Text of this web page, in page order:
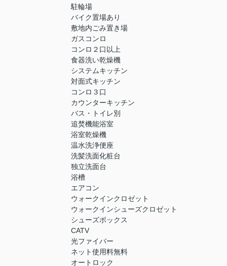
駐輪場
バイク置場あり
敷地内ごみ置き場
ガスコンロ
コンロ２口以上
食器洗い乾燥機
システムキッチン
対面式キッチン
コンロ３口
カウンターキッチン
バス・トイレ別
追焚機能浴室
浴室乾燥機
温水洗浄便座
洗髪洗面化粧台
独立洗面台
浴槽
エアコン
ウォークインクロゼット
ウォークインシューズクロゼット
シューズボックス
CATV
光ファイバー
ネット使用料無料
オートロック